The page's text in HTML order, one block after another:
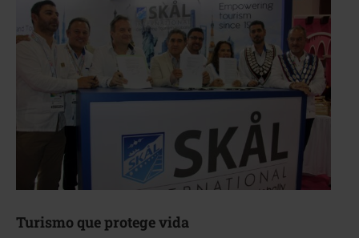
Turismo que protege vida